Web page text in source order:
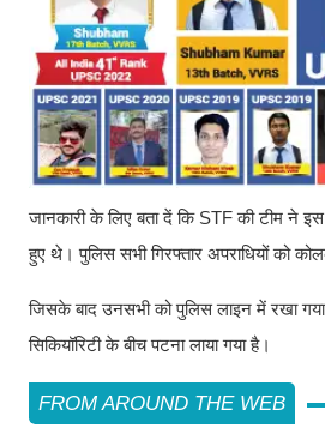
जानकारी के लिए बता दें कि STF की टीम ने
हुए थे। पुलिस सभी गिरफ्तार अपराधियों को
जिसके बाद उनसभी को पुलिस लाइन में रखा
सिकियॉरिटी के बीच पटना लाया गया है।
FROM AROUND THE WEB